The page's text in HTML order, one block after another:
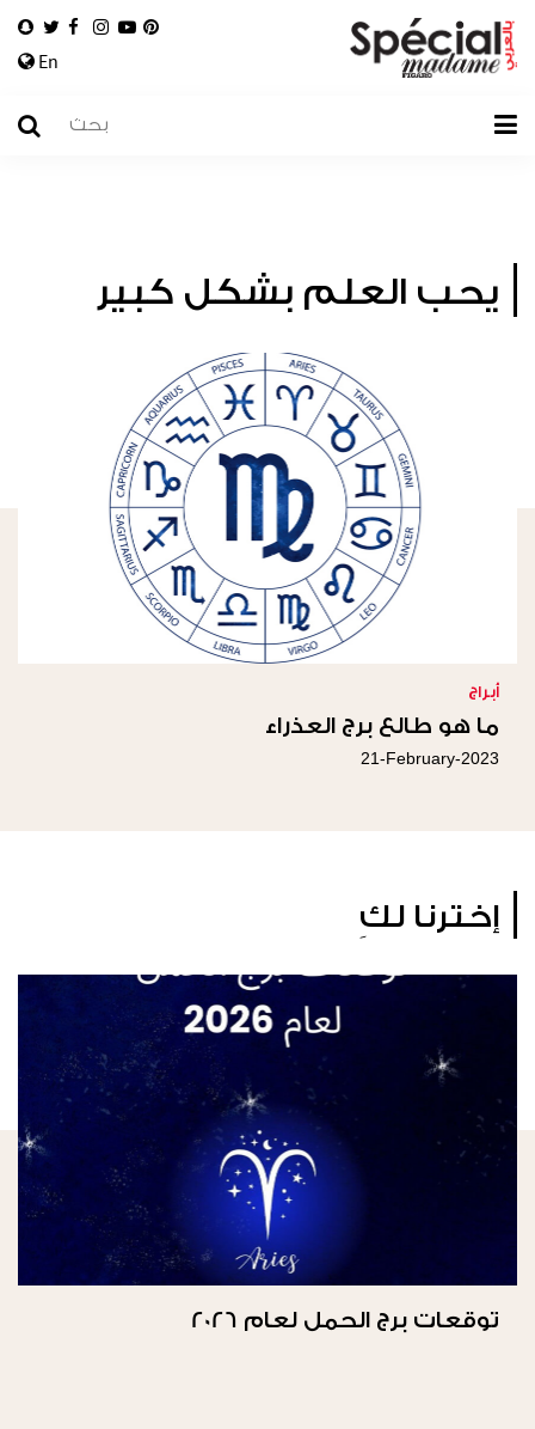
En
يحب العلم بشكل كبير
أبراج
ما هو طالع برج العذراء
21-February-2023
إخترنا لكِ
توقعات برج الحمل لعام 2026